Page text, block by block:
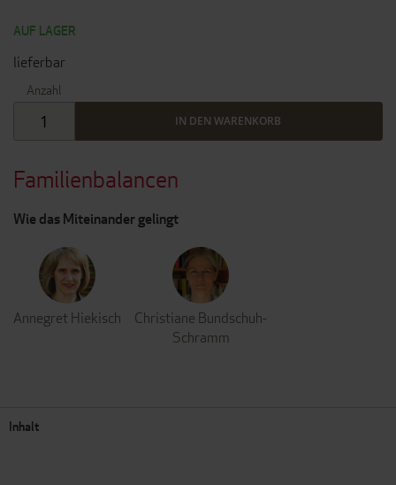
Familienbalancen
Wie das Miteinander gelingt
Annegret Hiekisch
Christiane Bundschuh-
Schramm
AUF LAGER
lieferbar
Anzahl
IN DEN WARENKORB
Inhalt